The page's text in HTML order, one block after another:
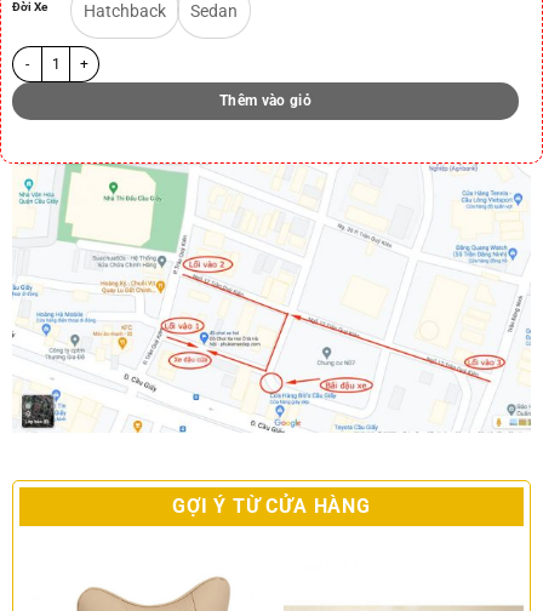
Đời Xe Hatchback Sedan
Thêm vào giỏ
GỢI Ý TỪ CỬA HÀNG